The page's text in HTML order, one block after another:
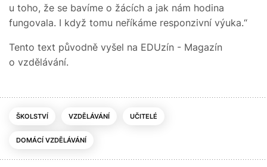
u toho, že se bavíme o žácích a jak nám hodina
fungovala. I když tomu neříkáme responzivní výuka.“
Tento text původně vyšel na EDUzín - Magazín
o vzdělávání.
ŠKOLSTVÍ VZDĚLÁVÁNÍ UČITELÉ
DOMÁCÍ VZDĚLÁVÁNÍ